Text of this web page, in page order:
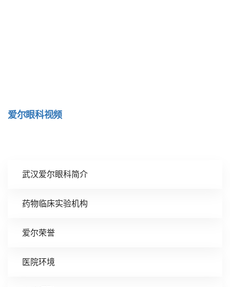
武汉爱尔眼科简介
药物临床实验机构
爱尔荣誉
医院环境
爱尔眼科视频